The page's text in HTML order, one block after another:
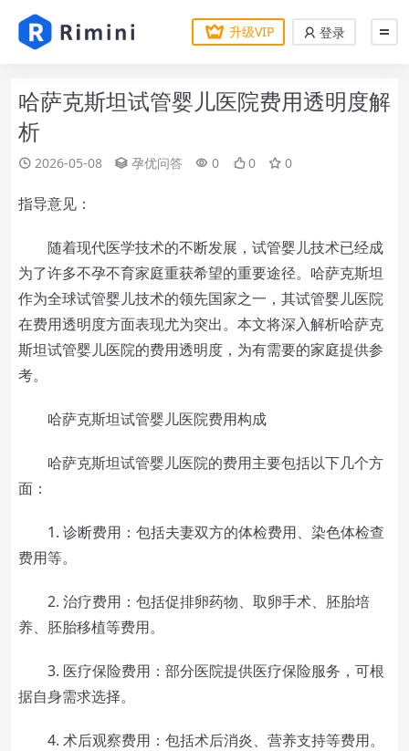
升级VIP 登录
哈萨克斯坦试管婴儿医院费用透明度解
析
2026-05-08 孕优问答 0 0 0
指导意见：
随着现代医学技术的不断发展，试管婴儿技术已经成
为了许多不孕不育家庭重获希望的重要途径。哈萨克斯坦
作为全球试管婴儿技术的领先国家之一，其试管婴儿医院
在费用透明度方面表现尤为突出。本文将深入解析哈萨克
斯坦试管婴儿医院的费用透明度，为有需要的家庭提供参
考。
哈萨克斯坦试管婴儿医院费用构成
哈萨克斯坦试管婴儿医院的费用主要包括以下几个方
面：
1. 诊断费用：包括夫妻双方的体检费用、染色体检查
费用等。
2. 治疗费用：包括促排卵药物、取卵手术、胚胎培
养、胚胎移植等费用。
3. 医疗保险费用：部分医院提供医疗保险服务，可根
据自身需求选择。
4. 术后观察费用：包括术后消炎、营养支持等费用。